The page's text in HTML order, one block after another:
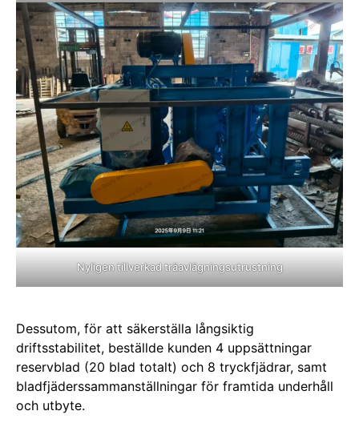
Nyligen tillverkad träavlägningsutrustning
Dessutom, för att säkerställa långsiktig
driftsstabilitet, beställde kunden 4 uppsättningar
reservblad (20 blad totalt) och 8 tryckfjädrar, samt
bladfjäderssammanställningar för framtida underhåll
och utbyte.